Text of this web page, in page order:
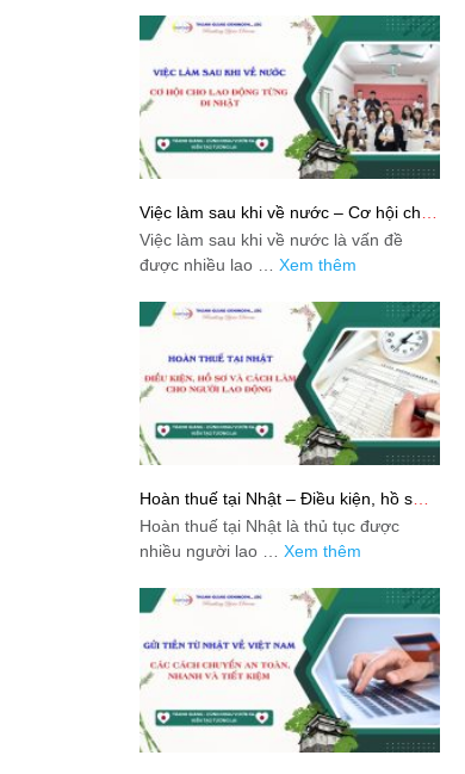
Việc làm sau khi về nước – Cơ hội cho
lao động từng đi Nhật
Việc làm sau khi về nước là vấn đề
được nhiều lao … Xem thêm
Hoàn thuế tại Nhật – Điều kiện, hồ sơ
và cách làm cho người lao động
Hoàn thuế tại Nhật là thủ tục được
nhiều người lao … Xem thêm